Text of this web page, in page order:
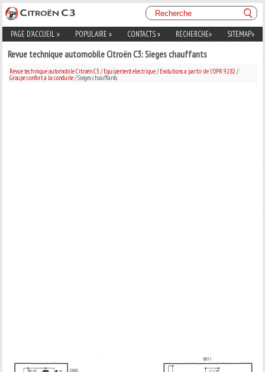
PAGE D'ACCUEIL» POPULAIRE» CONTACTS» RECHERCHE» SITEMAP»
Revue technique automobile Citroën C3: Sieges chauffants
Revue technique automobile Citroën C3 /Equipement electrique/Evolutions a partir de l'OPR 9282 /
Groupe confort a la conduite/ Sieges chauffants